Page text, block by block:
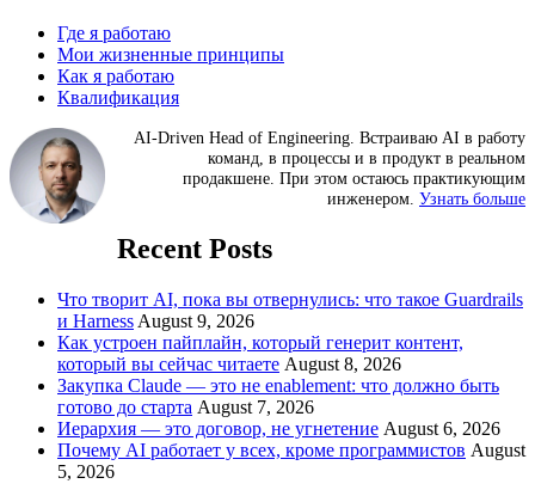
Где я работаю
Мои жизненные принципы
Как я работаю
Квалификация
AI-Driven Head of Engineering. Встраиваю AI в работу
команд, в процессы и в продукт в реальном
продакшене. При этом остаюсь практикующим
инженером. Узнать больше
Recent Posts
Что творит AI, пока вы отвернулись: что такое Guardrails
и Harness August 9, 2026
Как устроен пайплайн, который генерит контент,
который вы сейчас читаете August 8, 2026
Закупка Claude — это не enablement: что должно быть
готово до старта August 7, 2026
Иерархия — это договор, не угнетение August 6, 2026
Почему AI работает у всех, кроме программистов August
5, 2026